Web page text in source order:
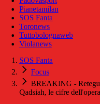
Pianetamilan
SOS Fanta
Toronews
Tuttobolognaweb
Violanews
SOS Fanta
Focus
BREAKING -
Qadsiah, le cifre